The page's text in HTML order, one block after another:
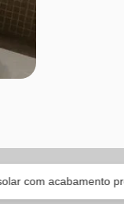
profissional